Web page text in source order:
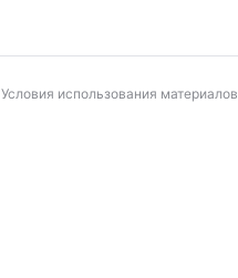
Условия использования материалов